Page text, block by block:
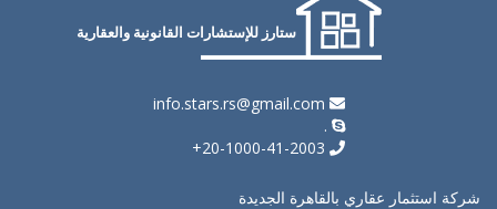
ستارز للإستشارات القانونية والعقارية
info.stars.rs@gmail.com
.
شركة استثمار عقاري بالقاهرة الجديدة